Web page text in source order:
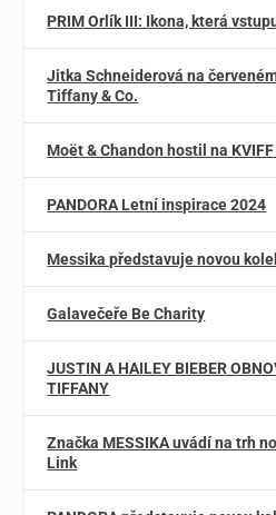
PRIM Orlík III: Ikona, která
Jitka Schneiderová na
Tiffany & Co.
Moët & Chandon hostil na
PANDORA Letní inspirace 2024
Messika představuje novou
Galavečeře Be Charity
JUSTIN A HAILEY BIEBER
TIFFANY
Značka MESSIKA uvádí na trh
Link